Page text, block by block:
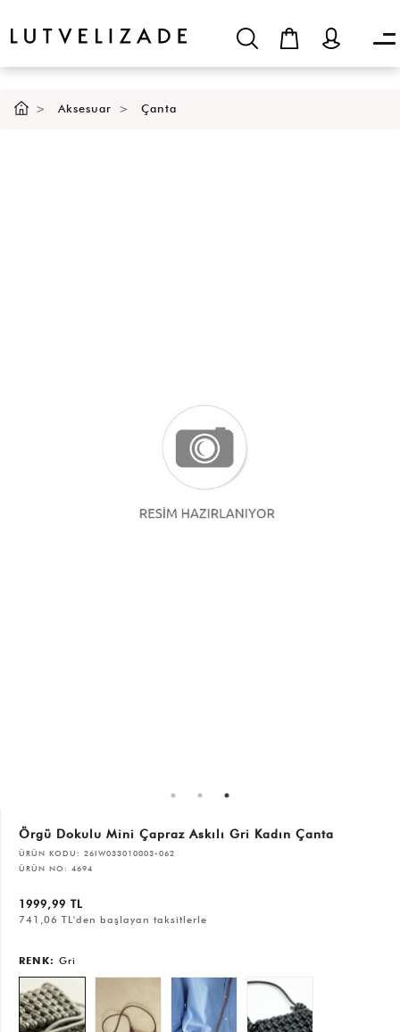
Aksesuar Çanta
Örgü Dokulu Mini Çapraz Askılı Gri Kadın Çanta
ÜRÜN KODU: 26IW033010003-062
ÜRÜN NO: 4694
1999,99 TL
741,06 TL'den başlayan taksitlerle
RENK: Gri